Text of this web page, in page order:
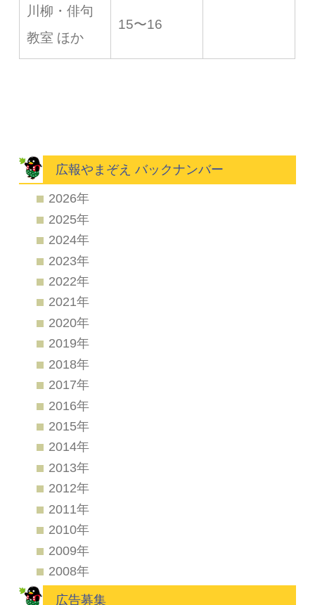
川柳・俳句
教室 ほか
15〜16
広報やまぞえ バックナンバー
2026年
2025年
2024年
2023年
2022年
2021年
2020年
2019年
2018年
2017年
2016年
2015年
2014年
2013年
2012年
2011年
2010年
2009年
2008年
広告募集